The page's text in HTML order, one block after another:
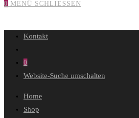
0 MENÜ SCHLIESSEN
Kontakt
0
Website-Suche umschalten
Home
Shop